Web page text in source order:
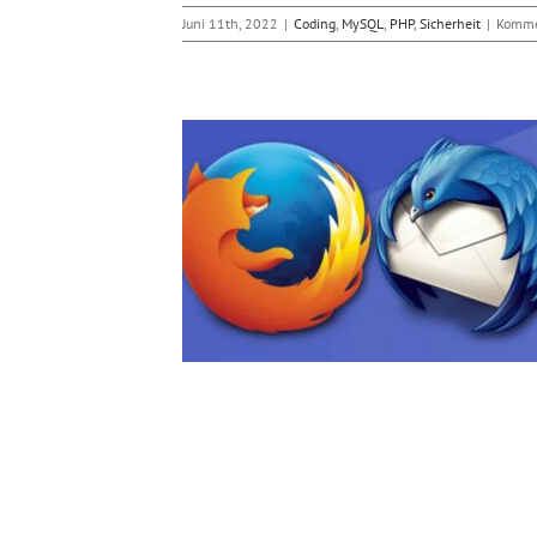
Juni 11th, 2022 | Coding, MySQL, PHP, Sicherheit |